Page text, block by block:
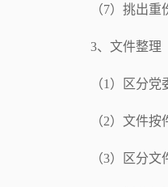
（7）挑出
3、文件整理
（1）区分
（2）文件
（3）区分